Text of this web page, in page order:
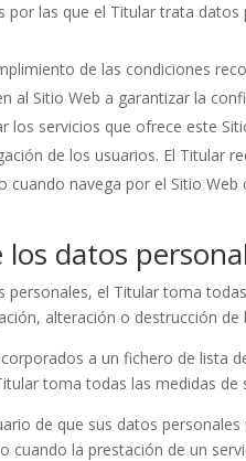
por las que el Titular trata datos
de las condiciones
al Sitio Web a garantizar la
los servicios que ofrece este
de los usuarios. El Titular
cuando navega por el Sitio
los datos
personales, el Titular toma
alteración o destrucción de
a un fichero de lista
toma todas las medidas
de que sus datos
cuando la prestación de un